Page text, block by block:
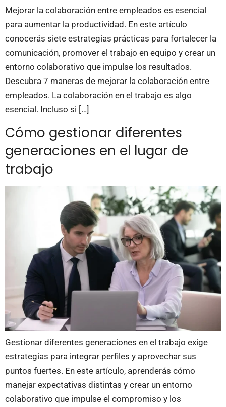
Mejorar la colaboración entre empleados es esencial
para aumentar la productividad. En este artículo
conocerás siete estrategias prácticas para fortalecer la
comunicación, promover el trabajo en equipo y crear un
entorno colaborativo que impulse los resultados.
Descubra 7 maneras de mejorar la colaboración entre
empleados. La colaboración en el trabajo es algo
esencial. Incluso si […]
Cómo gestionar diferentes
generaciones en el lugar de
trabajo
Gestionar diferentes generaciones en el trabajo exige
estrategias para integrar perfiles y aprovechar sus
puntos fuertes. En este artículo, aprenderás cómo
manejar expectativas distintas y crear un entorno
colaborativo que impulse el compromiso y los